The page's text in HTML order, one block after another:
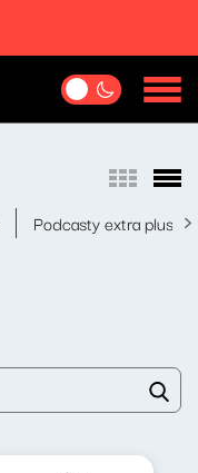
Podcasty extra plus